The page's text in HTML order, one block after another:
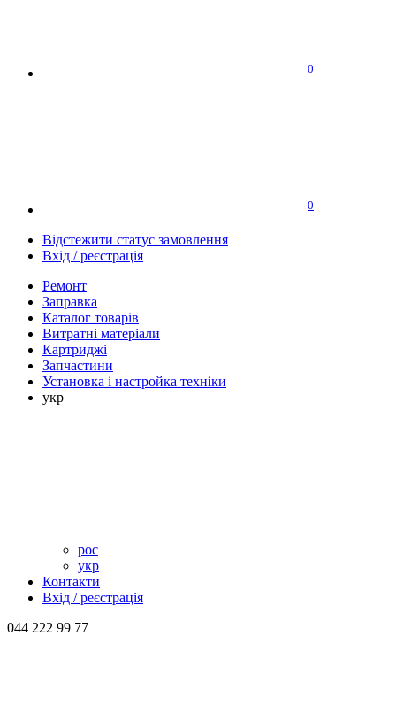
0
0
Відстежити статус замовлення
Вхід / реєстрація
Ремонт
Заправка
Каталог товарів
Витратні матеріали
Картриджі
Запчастини
Установка і настройка техніки
укр
рос
укр
Контакти
Вхід / реєстрація
044 222 99 77